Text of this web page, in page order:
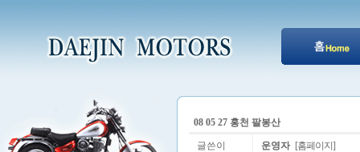
08 05 27 홍천 팔봉산
글쓴이 운영자 [홈페이지]